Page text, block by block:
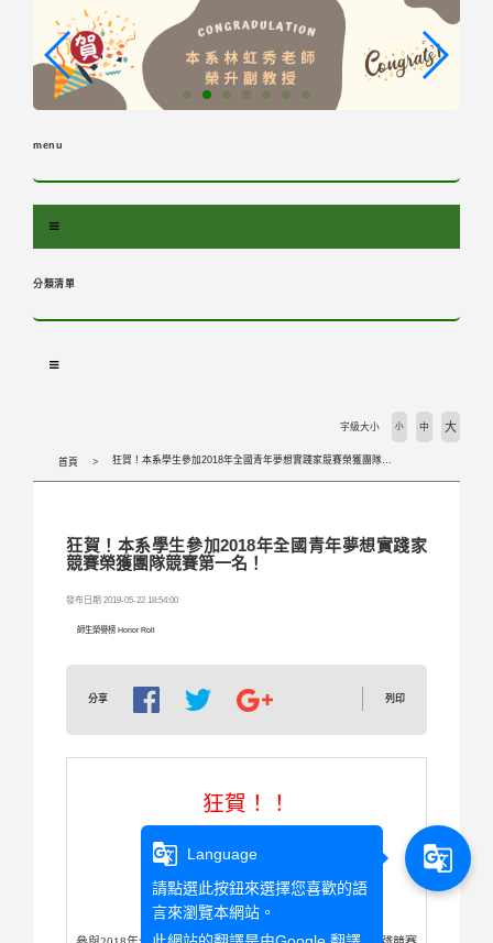
menu
分類清單
首頁 狂賀！本系學生參加2018年全國青年夢想實踐家競賽榮獲團隊競賽第一名！
字級大小 小 中 大
狂賀！本系學生參加2018年全國青年夢想實踐家
競賽榮獲團隊競賽第一名！
發布日期 2019-05-22 18:54:00
師生榮譽榜 Honor Roll
分享 列印
狂賀！！
本系日二技四年級許以蓁同學
g_translate
Language
請點選此按鈕來選擇您喜歡的語
言來瀏覽本網站。
g_translate